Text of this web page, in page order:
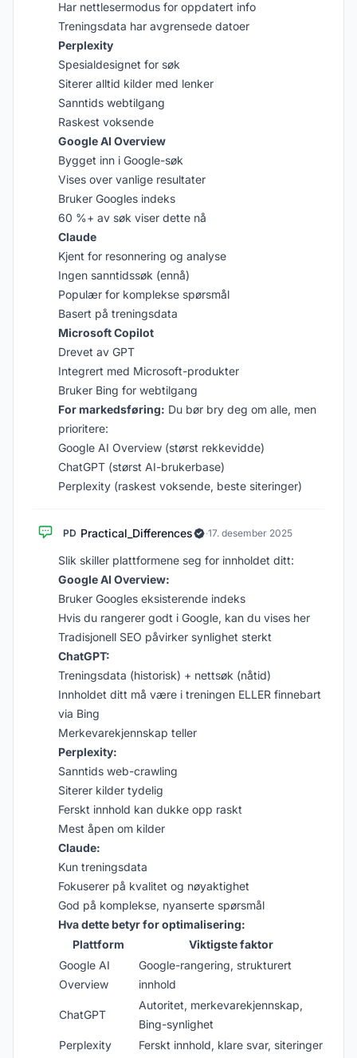
Har nettlesermodus for oppdatert info
Treningsdata har avgrensede datoer
Perplexity
Spesialdesignet for søk
Siterer alltid kilder med lenker
Sanntids webtilgang
Raskest voksende
Google AI Overview
Bygget inn i Google-søk
Vises over vanlige resultater
Bruker Googles indeks
60 %+ av søk viser dette nå
Claude
Kjent for resonnering og analyse
Ingen sanntidssøk (ennå)
Populær for komplekse spørsmål
Basert på treningsdata
Microsoft Copilot
Drevet av GPT
Integrert med Microsoft-produkter
Bruker Bing for webtilgang
For markedsføring: Du bør bry deg om alle, men
prioritere:
Google AI Overview (størst rekkevidde)
ChatGPT (størst AI-brukerbase)
Perplexity (raskest voksende, beste siteringer)
PD Practical_Differences ·17. desember 2025
Slik skiller plattformene seg for innholdet ditt:
Google AI Overview:
Bruker Googles eksisterende indeks
Hvis du rangerer godt i Google, kan du vises her
Tradisjonell SEO påvirker synlighet sterkt
ChatGPT:
Treningsdata (historisk) + nettsøk (nåtid)
Innholdet ditt må være i treningen ELLER finnebart
via Bing
Merkevarekjennskap teller
Perplexity:
Sanntids web-crawling
Siterer kilder tydelig
Ferskt innhold kan dukke opp raskt
Mest åpen om kilder
Claude:
Kun treningsdata
Fokuserer på kvalitet og nøyaktighet
God på komplekse, nyanserte spørsmål
Hva dette betyr for optimalisering:
Plattform
Viktigste faktor
Google AI
Overview
Google-rangering, strukturert
innhold
ChatGPT
Autoritet, merkevarekjennskap,
Bing-synlighet
Perplexity
Ferskt innhold, klare svar, siteringer